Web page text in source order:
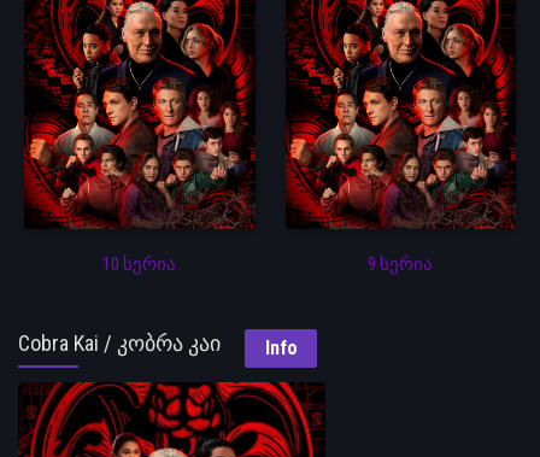
10 სერია 9 სერია
Cobra Kai / კობრა კაი Info